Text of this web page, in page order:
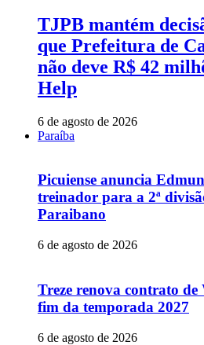
TJPB mantém
que Prefeitura de
não deve R$ 42
Help
6 de agosto de 2026
Paraíba
Picuiense anuncia
treinador para a 2ª
Paraibano
6 de agosto de 2026
Treze renova contrato de
fim da temporada 2027
6 de agosto de 2026